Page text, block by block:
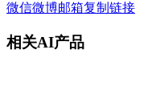
微信微博邮箱复制链接
相关AI产品